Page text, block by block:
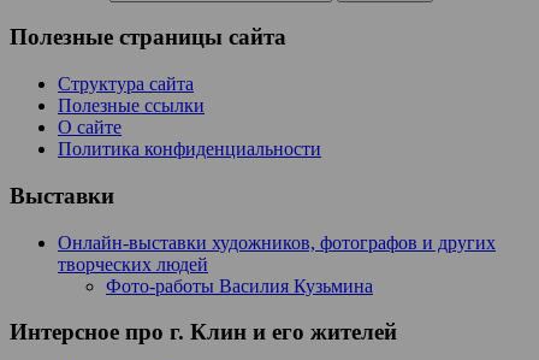
Полезные страницы сайта
Структура сайта
Полезные ссылки
О сайте
Политика конфиденциальности
Выставки
Онлайн-выставки художников, фотографов и других
творческих людей
Фото-работы Василия Кузьмина
Интерсное про г. Клин и его жителей